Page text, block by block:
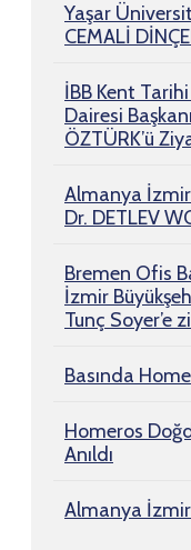
Yaşar
CEMALİ
İBB Kent Tarihi
Dairesi
ÖZTÜRK’ü
Almanya
Dr. DETLEV
Bremen Ofis
İzmir
Tunç Soyer’e
Basında
Homeros
Anıldı
Almanya İzmir